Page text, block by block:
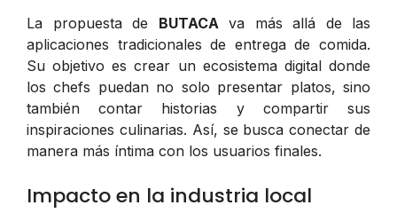
La propuesta de BUTACAva más allá de las
aplicaciones tradicionales de entrega de comida.
Su objetivo es crear un ecosistema digital donde
los chefs puedan no solo presentar platos, sino
también contar historias y compartir sus
inspiraciones culinarias. Así, se busca conectar de
manera más íntima con los usuarios finales.
Impacto en la industria local